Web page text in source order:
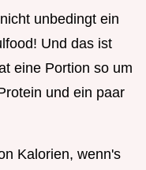
unbedingt ein
Und das ist
eine Portion so um
und ein paar
Kalorien, wenn's